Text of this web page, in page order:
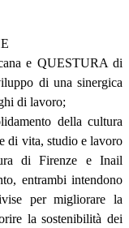
e QUESTURA di
di una sinergica
di lavoro;
della cultura
di vita, studio e lavoro
di Firenze e Inail
entrambi intendono
per migliorare la
la sostenibilità dei